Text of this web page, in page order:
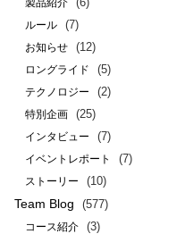
製品紹介
ルール (7)
お知らせ (12)
ロングライド (5)
テクノロジー (2)
特別企画 (25)
インタビュー (7)
イベントレポート (7)
ストーリー (10)
Team Blog (577)
コース紹介 (3)